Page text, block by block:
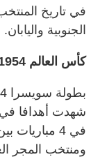
الجنوبية واليابان.
كأس العالم 1954: تركيا على كوريا الجنوبية 7-0
في 4
ومنتخب المجر